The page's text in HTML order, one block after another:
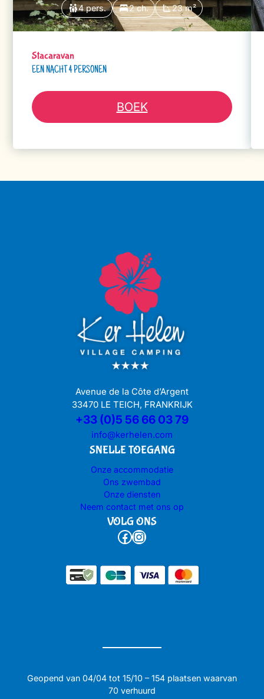
4 pers. 2 ch. 23 m²
Stacaravan
EEN NACHT 4 PERSONEN
BOEK
Avenue de la Côte d’Argent
33470 LE TEICH, FRANKRIJK
+33 (0)5 56 66 03 79
info@kerhelen.com
SNELLE TOEGANG
Onze accommodatie
Ons zwembad
Onze diensten
Neem contact met ons op
VOLG ONS
Facebook Instagram
Geopend van 04/04 tot 15/10 – 154 plaatsen waarvan
70 verhuurd